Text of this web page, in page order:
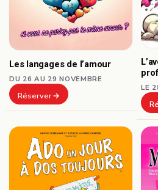
Les langages de l’amour
DU 26 AU 29 NOVEMBRE
Réserver
LE